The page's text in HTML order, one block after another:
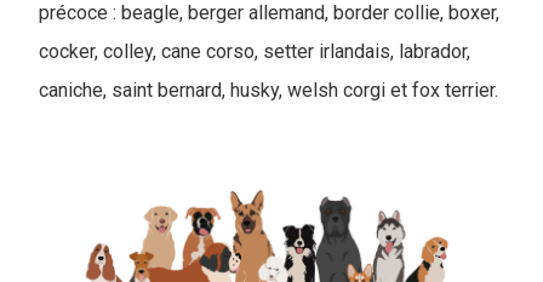
précoce : beagle, berger allemand, border collie, boxer,
cocker, colley, cane corso, setter irlandais, labrador,
caniche, saint bernard, husky, welsh corgi et fox terrier.